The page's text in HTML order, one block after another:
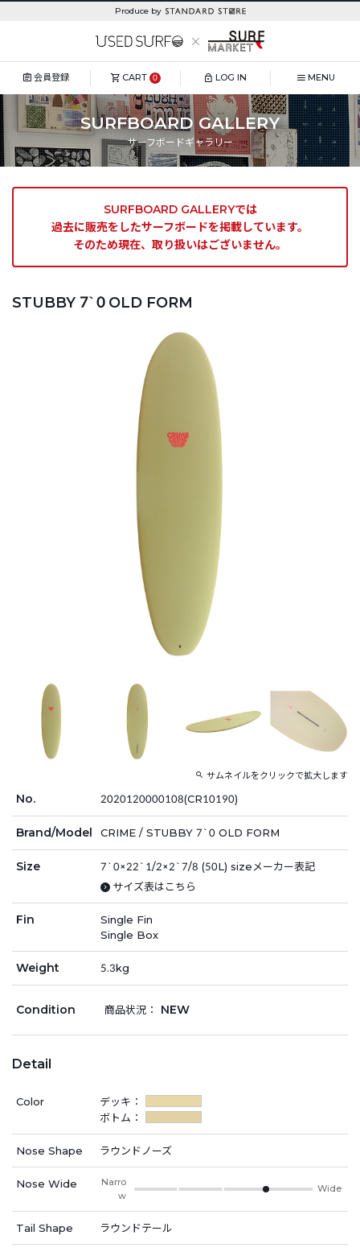
Produce by
会員登録 CART 0 LOG IN MENU
SURFBOARD GALLERY
サーフボードギャラリー
SURFBOARD GALLERYでは
過去に販売をしたサーフボードを掲載しています。
そのため現在、取り扱いはございません。
STUBBY 7`0 OLD FORM
サムネイルをクリックで拡大します
No. 2020120000108(CR10190)
Brand/Model CRIME / STUBBY 7`0 OLD FORM
Size
7`0×22`1/2×2`7/8 (50L) sizeメーカー表記
サイズ表はこちら
Fin
Single Fin
Single Box
Weight 5.3kg
Condition 商品状況： NEW
Detail
Color
デッキ：
ボトム：
Nose Shape ラウンドノーズ
Nose Wide
Narro
w
Wide
Tail Shape ラウンドテール